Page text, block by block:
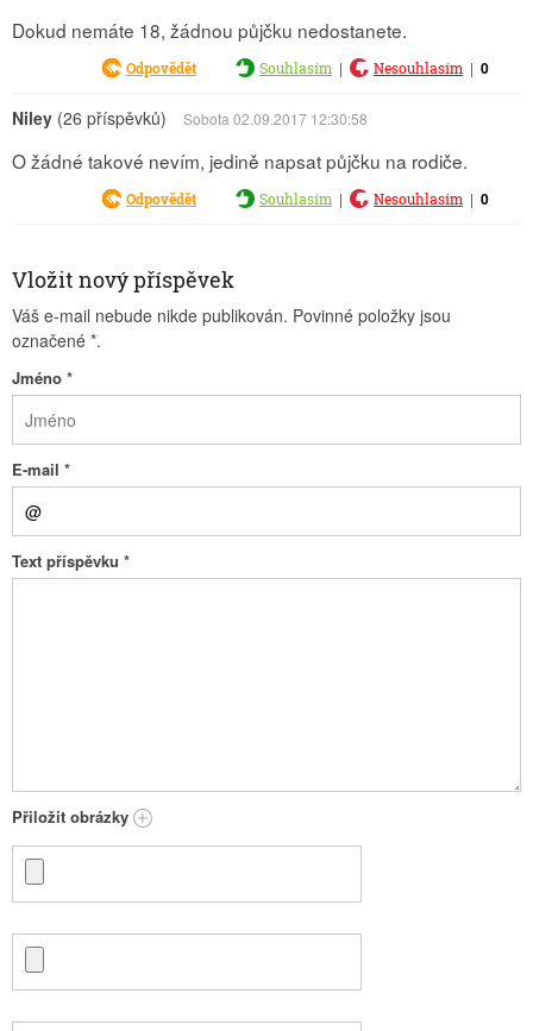
Dokud nemáte 18, žádnou půjčku nedostanete.
Odpovědět Souhlasím | Nesouhlasím | 0
Niley (26 příspěvků) Sobota 02.09.2017 12:30:58
O žádné takové nevím, jedině napsat půjčku na rodiče.
Odpovědět Souhlasím | Nesouhlasím | 0
Vložit nový příspěvek
Váš e-mail nebude nikde publikován. Povinné položky jsou
označené *.
Jméno *
E-mail *
Text příspěvku *
Přiložit obrázky